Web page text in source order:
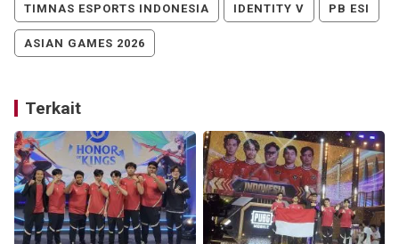
TIMNAS ESPORTS INDONESIA IDENTITY V PB ESI
ASIAN GAMES 2026
Terkait